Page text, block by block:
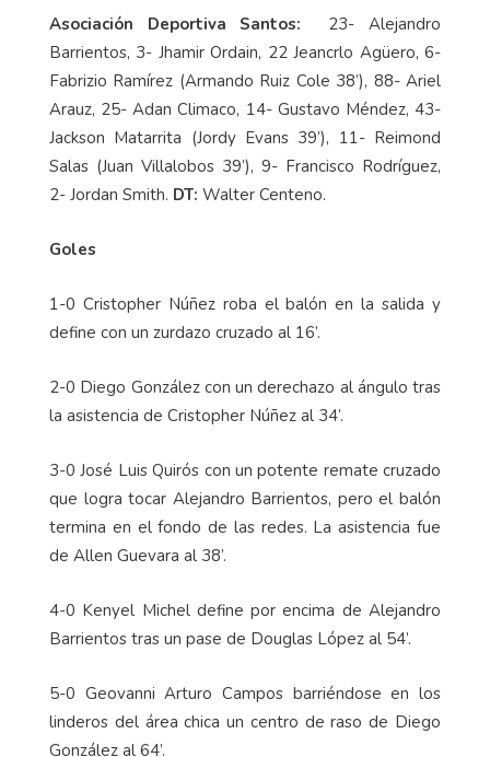
59’).DT:Andrés Carevic.
Asociación Deportiva Santos:
23- Alejandro
Barrientos, 3- Jhamir Ordain, 22 Jeancrlo Agüero, 6-
Fabrizio Ramírez (Armando Ruiz Cole 38’), 88- Ariel
Arauz, 25- Adan Climaco, 14- Gustavo Méndez, 43-
Jackson Matarrita (Jordy Evans 39’), 11- Reimond
2- Jordan Smith.
Goles
define con un zurdazo cruzado al 16’.
la asistencia de Cristopher Núñez al 34’.
3-0 José Luis Quirós con un potente remate cruzado
que logra tocar Alejandro Barrientos, pero el balón
de Allen Guevara al 38’.
Barrientos tras un pase de Douglas López al 54’.
5-0 Geovanni Arturo Campos barriéndose en los